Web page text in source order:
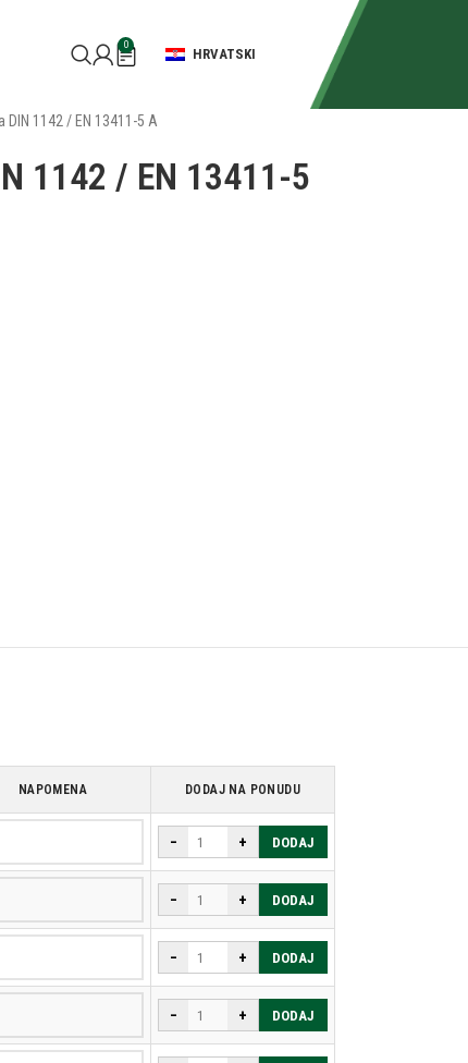
0
HRVATSKI
1142 / EN 13411-5 A
1142 / EN 13411-5
NAPOMENA DODAJ NA PONUDU
− + DODAJ
− + DODAJ
− + DODAJ
− + DODAJ